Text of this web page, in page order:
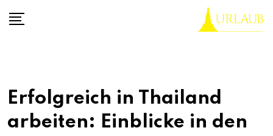
Erfolgreich in Thailand
arbeiten: Einblicke in den